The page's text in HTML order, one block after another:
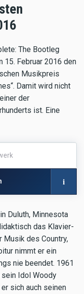
The Bootleg
15. Februar 2016 den
Musikpreis
Damit wird nicht
der
ist. Eine
i
Duluth, Minnesota
das Klavier-
Musik des Country,
nimmt er ein
nie beendet. 1961
sein Idol Woody
sich auch seinen